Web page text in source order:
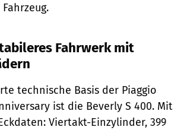
Fahrwerk mit
technische Basis der Piaggio
ist die Beverly S 400. Mit
Viertakt-Einzylinder, 399